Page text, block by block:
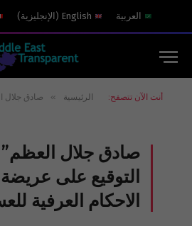
العربية English
( الإنجليزية)
أنت الآن تتصفح: الرئيسية » صادق جلال العظم”
صادق جلال العظم”
التوقيع على
الاحكام العرفية